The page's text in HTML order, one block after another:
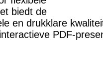
biedt de
en drukklare
PDF-